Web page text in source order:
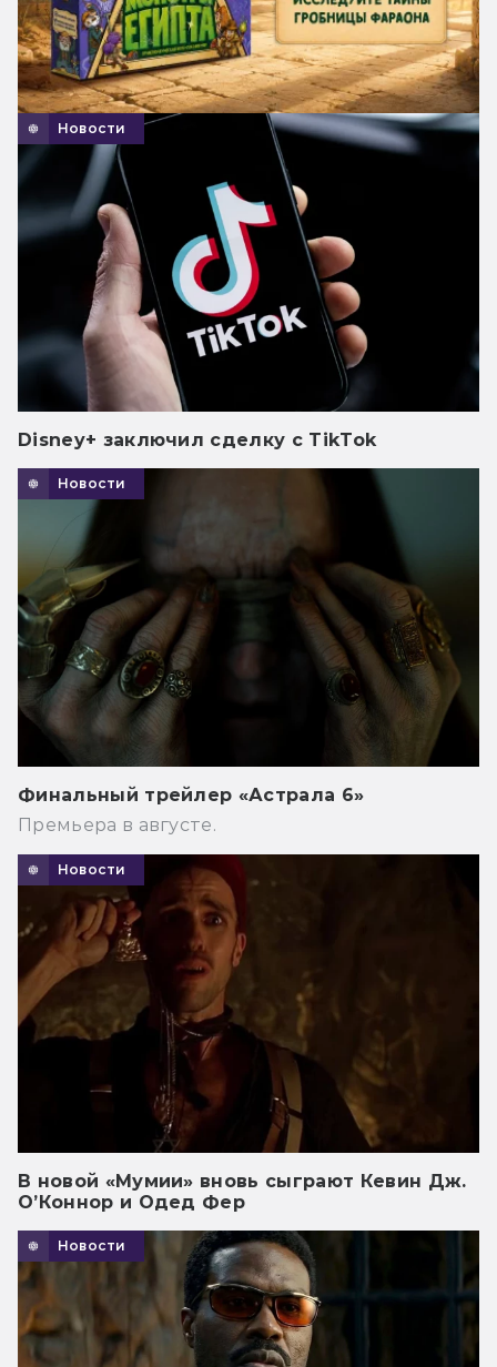
Новости
Disney+ заключил сделку с TikTok
Новости
Финальный трейлер «Астрала 6»
Премьера в августе.
Новости
В новой «Мумии» вновь сыграют Кевин Дж.
О’Коннор и Одед Фер
Новости